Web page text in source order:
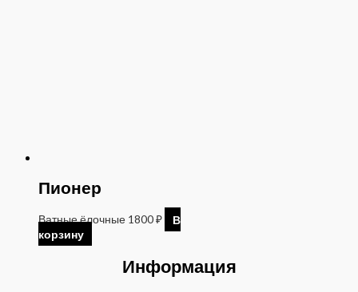
Пионер
Ватные ёлочные 1800₽
В
корзину
Информация